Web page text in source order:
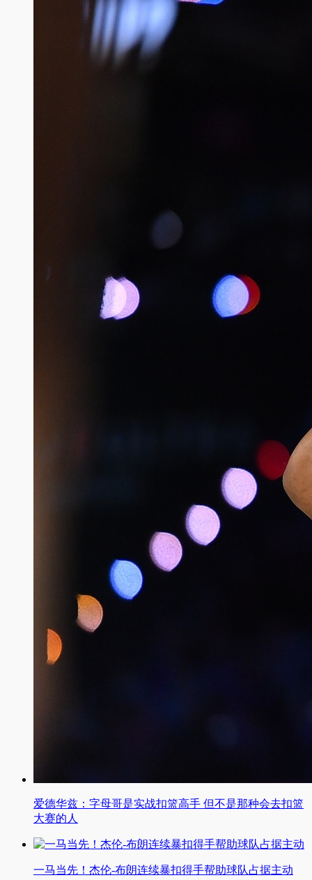
爱德华兹：字母哥是实战扣篮高手 但不是那种会去扣篮
大赛的人
一马当先！杰伦-布朗连续暴扣得手帮助球队占据主动